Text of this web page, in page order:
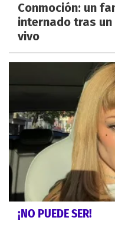
Conmoción: un
internado tras
vivo
¡NO PUEDE SER!